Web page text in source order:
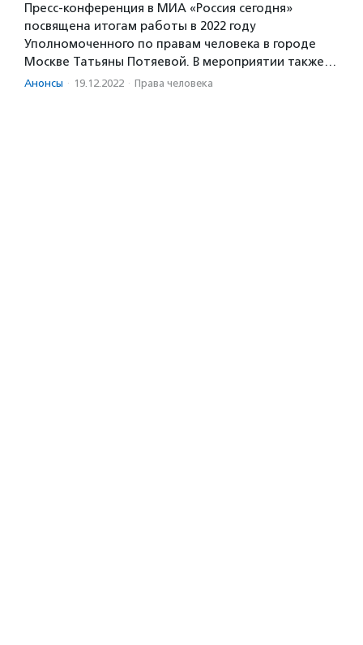
Пресс-конференция в МИА «Россия сегодня»
посвящена итогам работы в 2022 году
Уполномоченного по правам человека в городе
Москве Татьяны Потяевой. В мероприятии также…
Анонсы · 19.12.2022 · Права человека